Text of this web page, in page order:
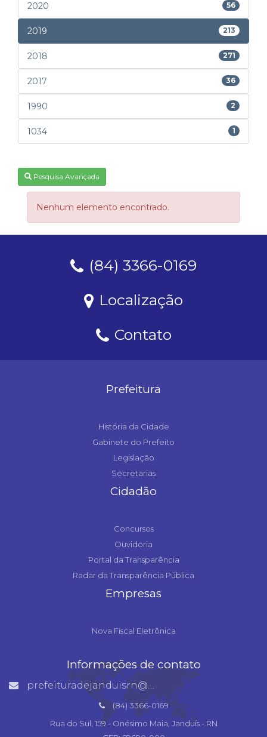
2020 56
2019 213
2018 271
2017 36
1990 2
1034 1
Pesquisa Avançada
Nenhum elemento encontrado.
(84) 3366-0169
Localização
Contato
Prefeitura
História da Cidade
Gabinete do Prefeito
Legislação
Secretarias
Cidadão
Concursos
Ouvidoria
Portal da Transparência
Radar da Transparência Pública
Empresas
Nova Fiscal Eletrônica
Informações de contato
prefeituradejanduisrn@gmail.com
(84) 3366-0169
Rua do Sul, 159 - Onésimo Maia, Janduís - RN